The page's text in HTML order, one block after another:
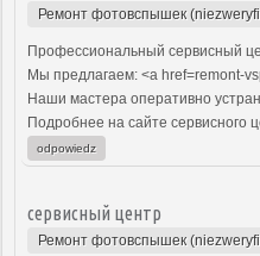
Ремонт фотовспышек
Профессиональный сервисный
Мы предлагаем: <a href=remont-
Наши мастера оперативно
Подробнее на сайте сервисного
odpowiedz
сервисный центр
Ремонт фотовспышек